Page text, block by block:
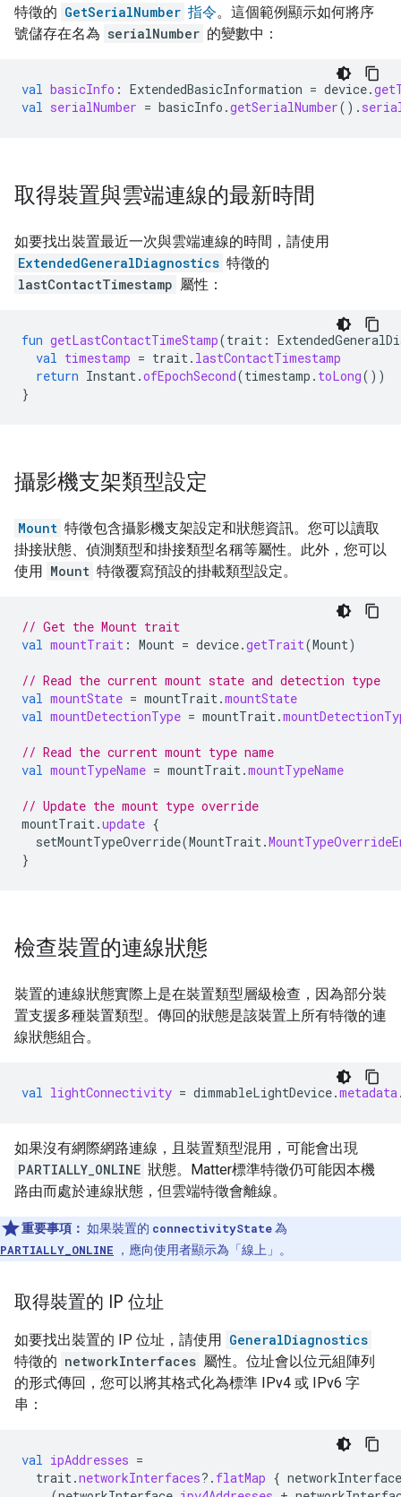
特徵的 GetSerialNumber 指令。這個範例顯示如何將序
號儲存在名為 serialNumber 的變數中：
val basicInfo : ExtendedBasicInformation = device.
val serialNumber = basicInfo .getSerialNumber().
取得裝置與雲端連線的最新時間
如要找出裝置最近一次與雲端連線的時間，請使用
ExtendedGeneralDiagnostics 特徵的
lastContactTimestamp 屬性：
fun getLastContactTimeStamp(trait :
val timestamp = trait. lastContactTimestamp
return Instant.ofEpochSecond(timestamp . toLong())
}
攝影機支架類型設定
Mount 特徵包含攝影機支架設定和狀態資訊。您可以讀取
掛接狀態、偵測類型和掛接類型名稱等屬性。此外，您可以
使用 Mount 特徵覆寫預設的掛載類型設定。
// Get the Mount trait
val mountTrait : Mount = device.getTrait(Mount)
// Read the current mount state and detection type
val mountState = mountTrait.mountState
val mountDetectionType = mountTrait.
// Read the current mount type name
val mountTypeName = mountTrait.mountTypeName
// Update the mount type override
mountTrait.update {
setMountTypeOverride(MountTrait.
}
檢查裝置的連線狀態
裝置的連線狀態實際上是在裝置類型層級檢查，因為部分裝
置支援多種裝置類型。傳回的狀態是該裝置上所有特徵的連
線狀態組合。
val lightConnectivity = dimmableLightDevice.metadata
如果沒有網際網路連線，且裝置類型混用，可能會出現
PARTIALLY_ONLINE 狀態。 Matter標準特徵仍可能因本機
路由而處於連線狀態，但雲端特徵會離線。
重要事項： 如果裝置的 connectivityState為
PARTIALLY_ONLINE ，應向使用者顯示為「線上」。
取得裝置的 IP 位址
如要找出裝置的 IP 位址，請使用 GeneralDiagnostics
特徵的 networkInterfaces 屬性。位址會以位元組陣列
的形式傳回，您可以將其格式化為標準 IPv4 或 IPv6 字
串：
val ipAddresses =
trait.networkInterfaces?. flatMap { networkInterface